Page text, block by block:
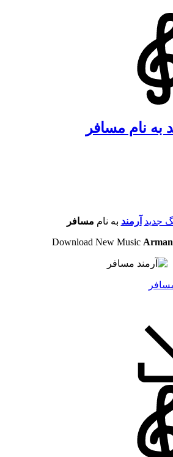
به نام مسافر
جدید آرمند به نام مسافر
Download New Music